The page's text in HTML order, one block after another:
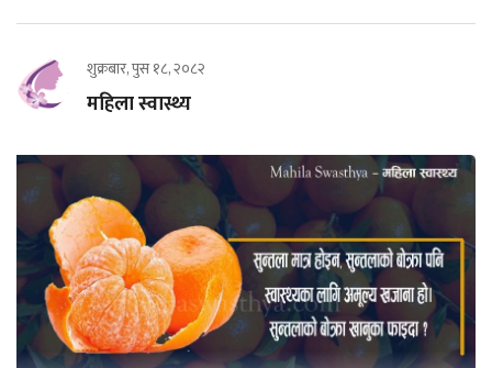
शुक्रबार, पुस १८, २०८२
महिला स्वास्थ्य